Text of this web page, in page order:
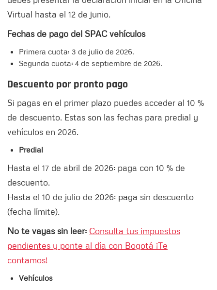
Virtual hasta el 12 de junio.
Fechas de pago del SPAC vehículos
Primera cuota: 3 de julio de 2026.
Segunda cuota: 4 de septiembre de 2026.
Descuento por pronto pago
Si pagas en el primer plazo puedes acceder al 10 %
de descuento. Estas son las fechas para predial y
vehículos en 2026.
Predial
Hasta el 17 de abril de 2026: paga con 10 % de
descuento.
Hasta el 10 de julio de 2026: paga sin descuento
(fecha límite).
No te vayas sin leer: Consulta tus impuestos
pendientes y ponte al día con Bogotá ¡Te
contamos!
Vehículos